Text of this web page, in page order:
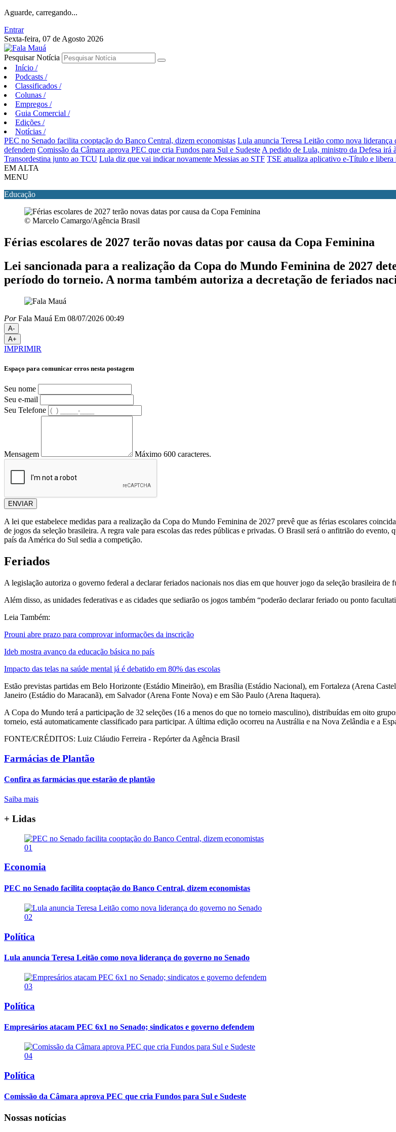
Aguarde, carregando...
Entrar
Sexta-feira, 07 de Agosto 2026
Pesquisar Notícia
Início /
Podcasts /
Classificados /
Colunas /
Empregos /
Guia Comercial /
Edições /
Notícias /
PEC no Senado facilita cooptação do Banco Central, dizem economistas Lula anuncia Teresa Leitão como nova liderança
defendem Comissão da Câmara aprova PEC que cria Fundos para Sul e Sudeste A pedido de Lula, ministro da Defesa irá
Transordestina junto ao TCU Lula diz que vai indicar novamente Messias ao STF TSE atualiza aplicativo e-Título e libera
EM ALTA
MENU
Educação
© Marcelo Camargo/Agência Brasil
Férias escolares de 2027 terão novas datas por causa da Copa Feminina
Lei sancionada para a realização da Copa do Mundo Feminina de 2027
período do torneio. A norma também autoriza a decretação de feriados
PorFala Mauá Em 08/07/2026 00:49
A-
A+
IMPRIMIR
Espaço para comunicar erros nesta postagem
Seu nome
Seu e-mail
Seu Telefone
Mensagem Máximo 600 caracteres.
ENVIAR
A lei que estabelece medidas para a realização da Copa do Mundo Feminina de 2027 prevê que as férias escolares
de jogos da seleção brasileira. A regra vale para escolas das redes públicas e privadas. O Brasil será o anfitrião do
país da América do Sul sedia a competição.
Feriados
A legislação autoriza o governo federal a declarar feriados nacionais nos dias em que houver jogo da seleção brasileira de
Além disso, as unidades federativas e as cidades que sediarão os jogos também “poderão declarar feriado ou ponto
Leia Também:
Prouni abre prazo para comprovar informações da inscrição
Ideb mostra avanço da educação básica no país
Impacto das telas na saúde mental já é debatido em 80% das escolas
Estão previstas partidas em Belo Horizonte (Estádio Mineirão), em Brasília (Estádio Nacional), em Fortaleza (Arena
Janeiro (Estádio do Maracanã), em Salvador (Arena Fonte Nova) e em São Paulo (Arena Itaquera).
A Copa do Mundo terá a participação de 32 seleções (16 a menos do que no torneio masculino), distribuídas em oito
torneio, está automaticamente classificado para participar. A última edição ocorreu na Austrália e na Nova Zelândia e a
FONTE/CRÉDITOS: Luiz Cláudio Ferreira - Repórter da Agência Brasil
Farmácias de Plantão
Confira as farmácias que estarão de plantão
Saiba mais
+ Lidas
01
Economia
PEC no Senado facilita cooptação do Banco Central, dizem economistas
02
Política
Lula anuncia Teresa Leitão como nova liderança do governo no Senado
03
Política
Empresários atacam PEC 6x1 no Senado; sindicatos e governo defendem
04
Política
Comissão da Câmara aprova PEC que cria Fundos para Sul e Sudeste
Nossas notícias